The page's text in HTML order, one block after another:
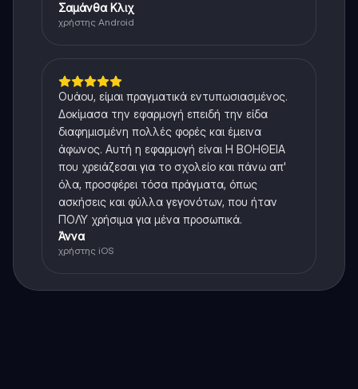
Σαμάνθα Κλιχ
χρήστης Android
Ουάου, είμαι πραγματικά εντυπωσιασμένος.
Δοκίμασα την εφαρμογή επειδή την είδα
διαφημισμένη πολλές φορές και έμεινα
άφωνος. Αυτή η εφαρμογή είναι Η ΒΟΗΘΕΙΑ
που χρειάζεσαι για το σχολείο και πάνω απ'
όλα, προσφέρει τόσα πράγματα, όπως
ασκήσεις και φύλλα γεγονότων, που ήταν
ΠΟΛΥ χρήσιμα για μένα προσωπικά.
Άννα
χρήστης iOS